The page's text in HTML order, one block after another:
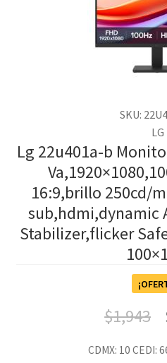
SKU:
LG
Lg 22u401a-b
16:9,brillo 250cd/
sub,hdmi,dynamic
Stabilizer,flicker
$1,943
CDMX: 10 CEDI: